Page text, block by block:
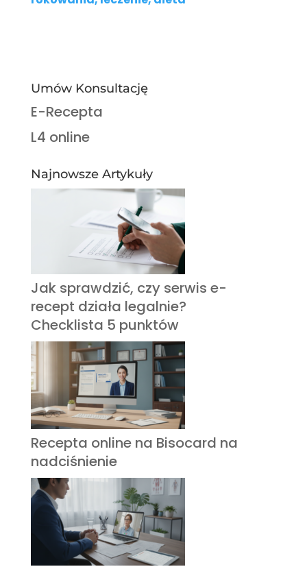
Umów Konsultację
E-Recepta
L4 online
Najnowsze Artykuły
Jak sprawdzić, czy serwis e-
recept działa legalnie?
Checklista 5 punktów
Recepta online na Bisocard na
nadciśnienie